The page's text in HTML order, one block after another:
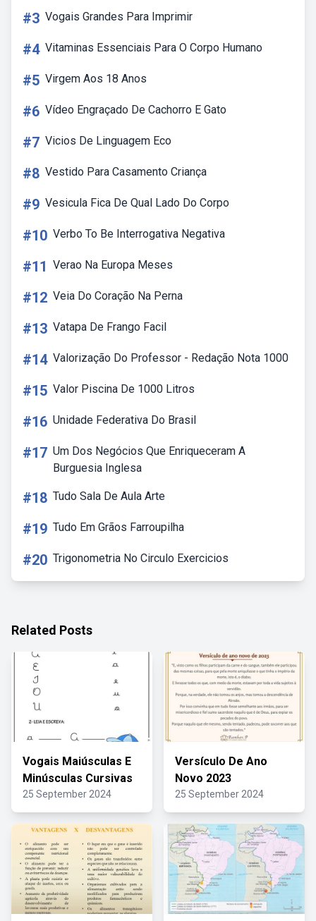
#3 Vogais Grandes Para Imprimir
#4 Vitaminas Essenciais Para O Corpo Humano
#5 Virgem Aos 18 Anos
#6 Vídeo Engraçado De Cachorro E Gato
#7 Vicios De Linguagem Eco
#8 Vestido Para Casamento Criança
#9 Vesicula Fica De Qual Lado Do Corpo
#10 Verbo To Be Interrogativa Negativa
#11 Verao Na Europa Meses
#12 Veia Do Coração Na Perna
#13 Vatapa De Frango Facil
#14 Valorização Do Professor - Redação Nota 1000
#15 Valor Piscina De 1000 Litros
#16 Unidade Federativa Do Brasil
#17 Um Dos Negócios Que Enriqueceram A
Burguesia Inglesa
#18 Tudo Sala De Aula Arte
#19 Tudo Em Grãos Farroupilha
#20 Trigonometria No Circulo Exercicios
Related Posts
Vogais Maiúsculas E
Minúsculas Cursivas
25 September 2024
Versículo De Ano
Novo 2023
25 September 2024